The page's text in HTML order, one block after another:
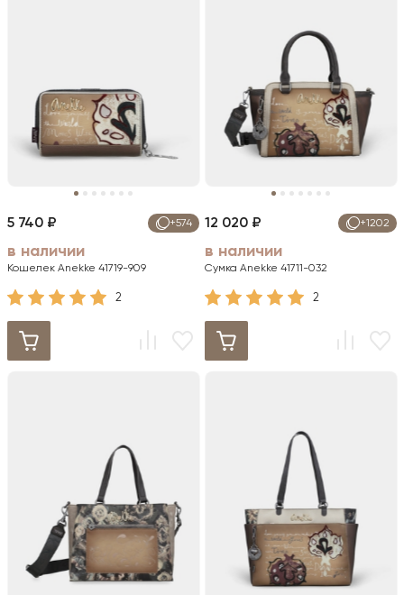
+574
5 740 ₽
в наличии
Кошелек Anekke 41719-909
2
+1202
12 020 ₽
в наличии
Сумка Anekke 41711-032
2